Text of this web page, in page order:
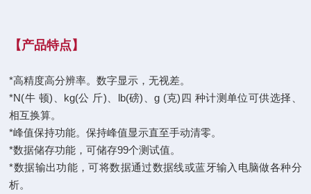
【产品特点 】
*高精度高分辨率。数字显示，无视差。
*N(牛 顿)、kg(公 斤)、lb(磅)、g (克)四 种计测单位可供选择、
相互换算。
*峰值保持功能。保持峰值显示直至手动清零。
*数据储存功能，可储存99个测试值。
*数据输出功能，可将数据通过数据线或蓝牙输入电脑做各种分
析。